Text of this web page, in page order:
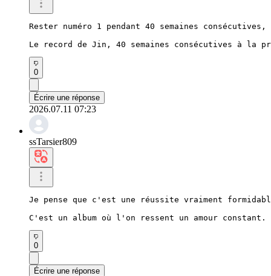
Rester numéro 1 pendant 40 semaines
Le record de Jin, 40 semaines consécutives à la
0
Écrire une réponse
2026.07.11 07:23
ssTarsier809
Je pense que c'est une réussite vraiment
C'est un album où l'on ressent un amour constant.
0
Écrire une réponse